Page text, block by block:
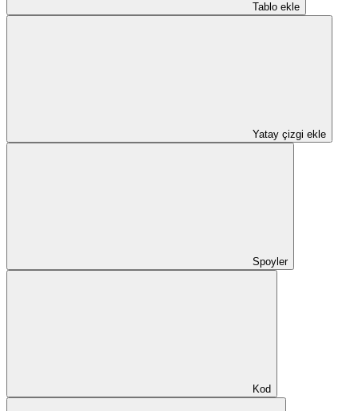
Tablo ekle
Yatay çizgi ekle
Spoyler
Kod